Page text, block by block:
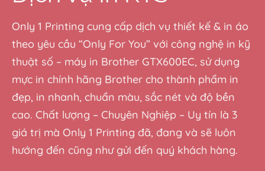
Only 1 Printing cung cấp dịch vụ thiết kế & in áo
theo yêu cầu “Only For You” với công nghệ in kỹ
thuật số – máy in Brother GTX600EC, sử dụng
mực in chính hãng Brother cho thành phẩm in
đẹp, in nhanh, chuẩn màu, sắc nét và độ bền
cao. Chất lượng – Chuyên Nghiệp – Uy tín là 3
giá trị mà Only 1 Printing đã, đang và sẽ luôn
hướng đến cũng như gửi đến quý khách hàng.